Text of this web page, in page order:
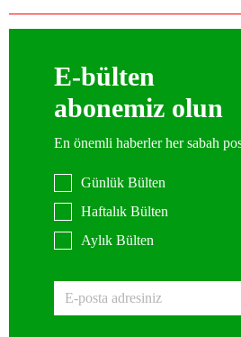
E-bülten
abonemiz olun
En önemli haberler her sabah
Günlük Bülten
Haftalık Bülten
Aylık Bülten